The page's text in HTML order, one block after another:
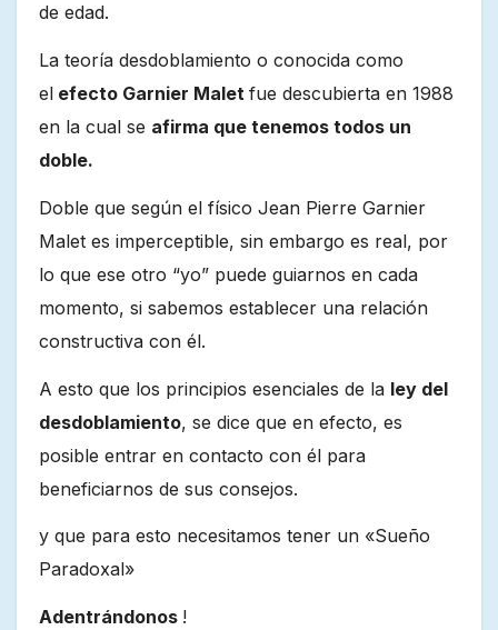
de edad.
La teoría desdoblamiento o conocida como
el efecto Garnier Malet fue descubierta en 1988
en la cual se afirma que tenemos todos un
doble.
Doble que según el físico Jean Pierre Garnier
Malet es imperceptible, sin embargo es real, por
lo que ese otro “yo” puede guiarnos en cada
momento, si sabemos establecer una relación
constructiva con él.
A esto que los principios esenciales de la ley del
desdoblamiento, se dice que en efecto, es
posible entrar en contacto con él para
beneficiarnos de sus consejos.
y que para esto necesitamos tener un «Sueño
Paradoxal»
Adentrándonos !